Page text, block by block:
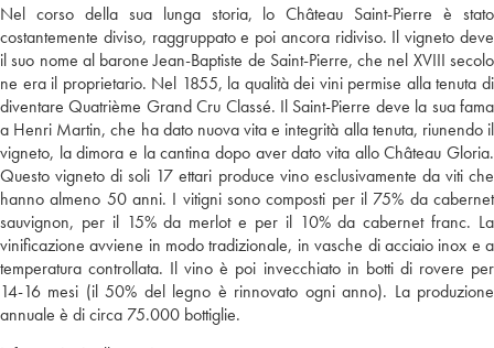
Nel corso della sua lunga storia, lo Château Saint-Pierre è stato
costantemente diviso, raggruppato e poi ancora ridiviso. Il vigneto deve
il suo nome al barone Jean-Baptiste de Saint-Pierre, che nel XVIII secolo
ne era il proprietario. Nel 1855, la qualità dei vini permise alla tenuta di
diventare Quatrième Grand Cru Classé. Il Saint-Pierre deve la sua fama
a Henri Martin, che ha dato nuova vita e integrità alla tenuta, riunendo il
vigneto, la dimora e la cantina dopo aver dato vita allo Château Gloria.
Questo vigneto di soli 17 ettari produce vino esclusivamente da viti che
hanno almeno 50 anni. I vitigni sono composti per il 75% da cabernet
sauvignon, per il 15% da merlot e per il 10% da cabernet franc. La
vinificazione avviene in modo tradizionale, in vasche di acciaio inox e a
temperatura controllata. Il vino è poi invecchiato in botti di rovere per
14-16 mesi (il 50% del legno è rinnovato ogni anno). La produzione
annuale è di circa 75.000 bottiglie.